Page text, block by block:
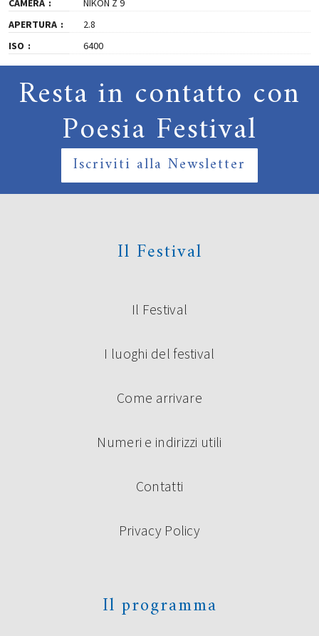
CAMERA
NIKON Z 9
APERTURA
2.8
ISO
6400
Resta in contatto con
Poesia Festival
Iscriviti alla Newsletter
Il Festival
Il Festival
I luoghi del festival
Come arrivare
Numeri e indirizzi utili
Contatti
Privacy Policy
Il programma